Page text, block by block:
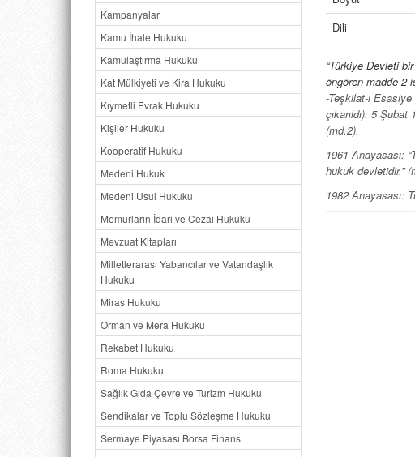
Kampanyalar
Kamu İhale Hukuku
Kamulaştırma Hukuku
Kat Mülkiyeti ve Kira Hukuku
Kıymetli Evrak Hukuku
Kişiler Hukuku
Kooperatif Hukuku
Medeni Hukuk
Medeni Usul Hukuku
Memurların İdari ve Cezai Hukuku
Mevzuat Kitapları
Milletlerarası Yabancılar ve Vatandaşlık
Hukuku
Miras Hukuku
Orman ve Mera Hukuku
Rekabet Hukuku
Roma Hukuku
Sağlık Gıda Çevre ve Turizm Hukuku
Sendikalar ve Toplu Sözleşme Hukuku
Sermaye Piyasası Borsa Finans
Dili
“Türkiye Devleti
öngören madde 2
-Teşkilat-ı
çıkarıldı). 5
(md.2).
1961 Anayasası:
hukuk devletidir.”
1982 Anayasası: